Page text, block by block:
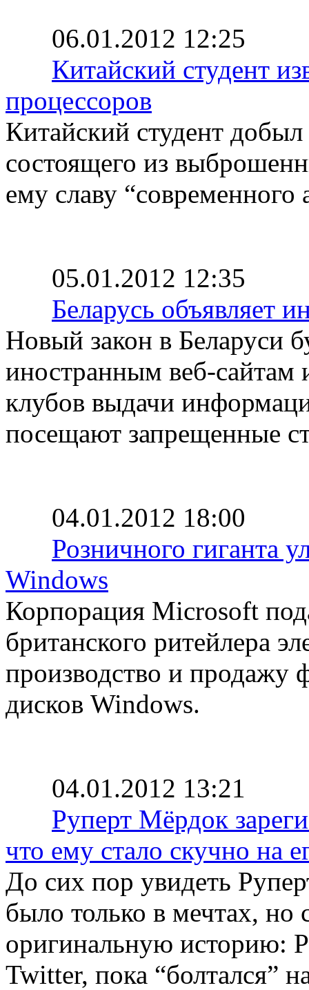
06.01.2012 12:25
Китайский студент
процессоров
Китайский студент
состоящего из
ему славу “современного
05.01.2012 12:35
Беларусь объявляет
Новый закон в Беларуси
иностранным веб-сайтам
клубов выдачи
посещают запрещенные
04.01.2012 18:00
Розничного гиганта
Windows
Корпорация Microsoft
британского ритейлера
производство и продажу
дисков Windows.
04.01.2012 13:21
Руперт Мёрдок
что ему стало скучно на
До сих пор увидеть
было только в мечтах,
оригинальную историю:
Twitter, пока “болтался”